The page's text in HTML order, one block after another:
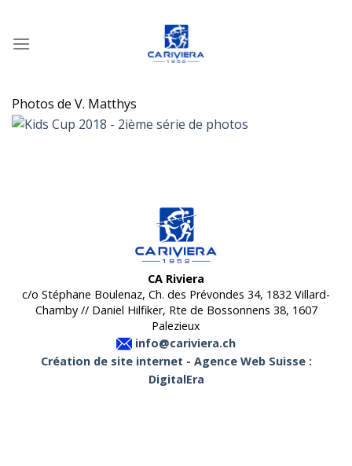
contenu
Photos de V. Matthys
CA Riviera
c/o Stéphane Boulenaz, Ch. des Prévondes 34, 1832 Villard-
Chamby // Daniel Hilfiker, Rte de Bossonnens 38, 1607
Palezieux
info@cariviera.ch
Création de site internet - Agence Web Suisse :
DigitalEra